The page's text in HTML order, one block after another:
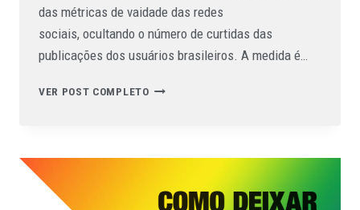
das métricas de vaidade das redes
sociais, ocultando o número de curtidas das
publicações dos usuários brasileiros. A medida é…
VER POST COMPLETO